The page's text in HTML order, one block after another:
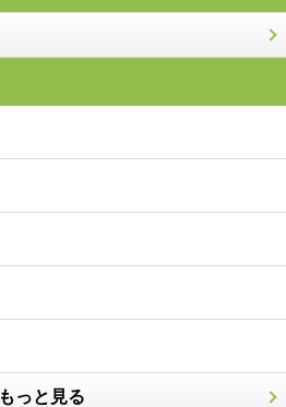
もっと見る